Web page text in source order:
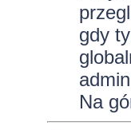
gdy
Na